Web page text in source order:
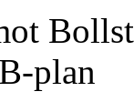
plan